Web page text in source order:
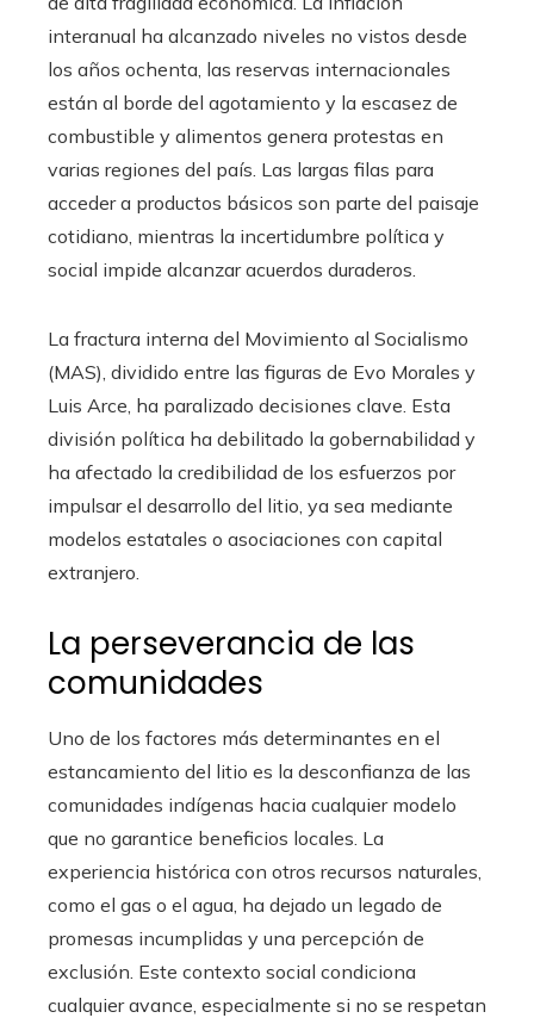
interanual ha alcanzado niveles no vistos desde
los años ochenta, las reservas internacionales
están al borde del agotamiento y la escasez de
combustible y alimentos genera protestas en
varias regiones del país. Las largas filas para
acceder a productos básicos son parte del paisaje
cotidiano, mientras la incertidumbre política y
social impide alcanzar acuerdos duraderos.
La fractura interna del Movimiento al Socialismo
(MAS), dividido entre las figuras de Evo Morales y
Luis Arce, ha paralizado decisiones clave. Esta
división política ha debilitado la gobernabilidad y
ha afectado la credibilidad de los esfuerzos por
impulsar el desarrollo del litio, ya sea mediante
modelos estatales o asociaciones con capital
extranjero.
La perseverancia de las
comunidades
Uno de los factores más determinantes en el
estancamiento del litio es la desconfianza de las
comunidades indígenas hacia cualquier modelo
que no garantice beneficios locales. La
experiencia histórica con otros recursos naturales,
como el gas o el agua, ha dejado un legado de
promesas incumplidas y una percepción de
exclusión. Este contexto social condiciona
cualquier avance, especialmente si no se respetan